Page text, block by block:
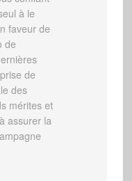
à le
faveur de
de
de
des
mérites et
assurer la